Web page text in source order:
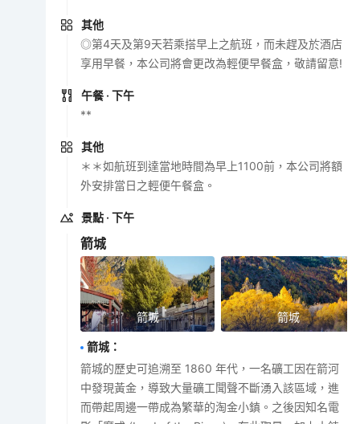
其他
◎第4天及第9天若乘搭早上之航班，而未趕及於酒店
享用早餐，本公司將會更改為輕便早餐盒，敬請留意!
午餐 · 下午
**
其他
＊＊如航班到達當地時間為早上1100前，本公司將額
外安排當日之輕便午餐盒。
景點 · 下午
箭城
箭城 箭城
箭城：
箭城的歷史可追溯至 1860 年代，一名礦工因在箭河
中發現黃金，導致大量礦工聞聲不斷湧入該區域，進
而帶起周邊一帶成為繁華的淘金小鎮。之後因知名電